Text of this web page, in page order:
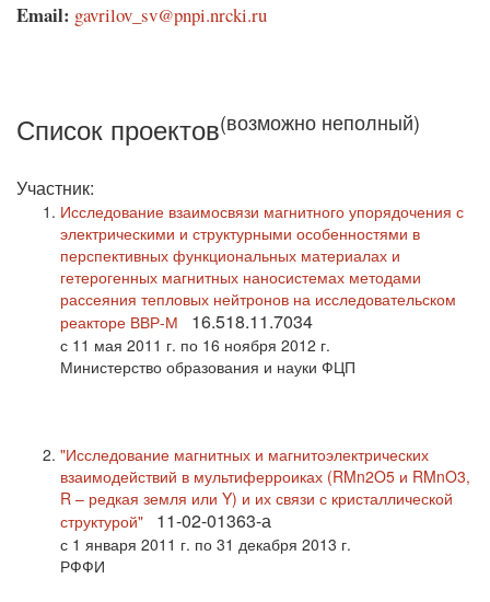
Email: gavrilov_sv@pnpi.nrcki.ru
Список проектов(возможно неполный)
Участник:
Исследование взаимосвязи магнитного упорядочения с
электрическими и структурными особенностями в
перспективных функциональных материалах и
гетерогенных магнитных наносистемах методами
рассеяния тепловых нейтронов на исследовательском
реакторе ВВР-М
16.518.11.7034
с 11 мая 2011 г. по 16 ноября 2012 г.
Министерство образования и науки ФЦП
"Исследование магнитных и магнитоэлектрических
взаимодействий в мультиферроиках (RMn2O5 и RMnO3,
R – редкая земля или Y) и их связи с кристаллической
структурой"
11-02-01363-а
с 1 января 2011 г. по 31 декабря 2013 г.
РФФИ